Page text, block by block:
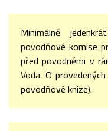
Minimálně
povodňové komise
před povodněmi v
Voda. O
povodňové knize).